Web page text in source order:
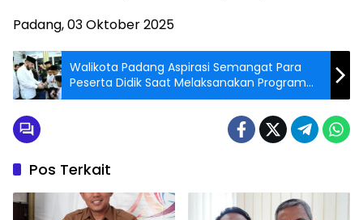
Padang, 03 Oktober 2025
Walikota Padang Aspirasi Semangat Para
Peserta Didik Saat Melaksanakan Program
Smart Surau
Pos Terkait